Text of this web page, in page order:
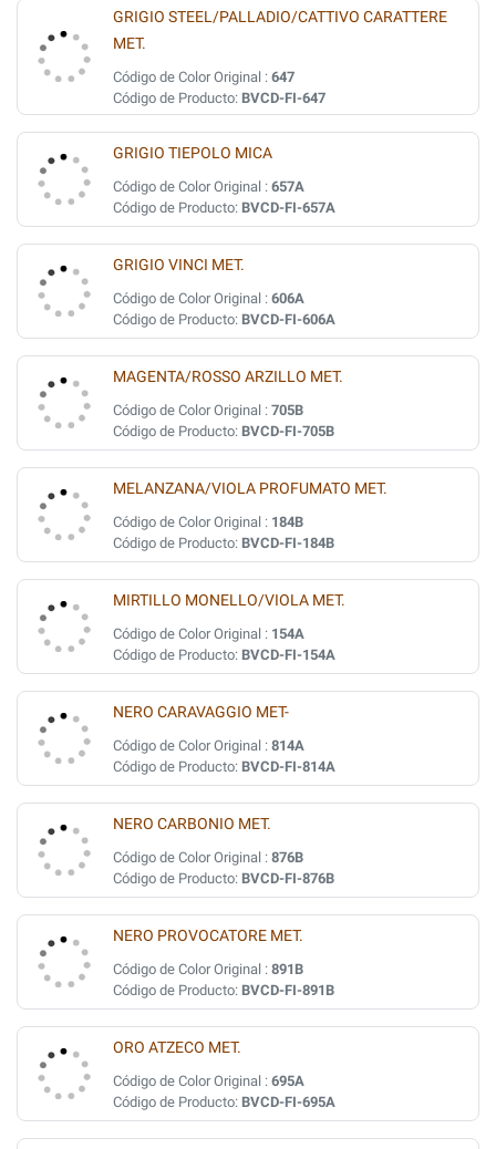
GRIGIO STEEL/PALLADIO/CATTIVO CARATTERE
MET.
Código de Color Original : 647
Código de Producto: BVCD-FI-647
GRIGIO TIEPOLO MICA
Código de Color Original : 657A
Código de Producto: BVCD-FI-657A
GRIGIO VINCI MET.
Código de Color Original : 606A
Código de Producto: BVCD-FI-606A
MAGENTA/ROSSO ARZILLO MET.
Código de Color Original : 705B
Código de Producto: BVCD-FI-705B
MELANZANA/VIOLA PROFUMATO MET.
Código de Color Original : 184B
Código de Producto: BVCD-FI-184B
MIRTILLO MONELLO/VIOLA MET.
Código de Color Original : 154A
Código de Producto: BVCD-FI-154A
NERO CARAVAGGIO MET-
Código de Color Original : 814A
Código de Producto: BVCD-FI-814A
NERO CARBONIO MET.
Código de Color Original : 876B
Código de Producto: BVCD-FI-876B
NERO PROVOCATORE MET.
Código de Color Original : 891B
Código de Producto: BVCD-FI-891B
ORO ATZECO MET.
Código de Color Original : 695A
Código de Producto: BVCD-FI-695A